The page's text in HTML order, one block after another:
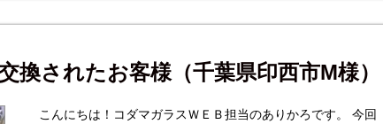
換されたお客様（千葉県印西市M様）
こんにちは！コダマガラスＷＥＢ担当のありかろです。 今回